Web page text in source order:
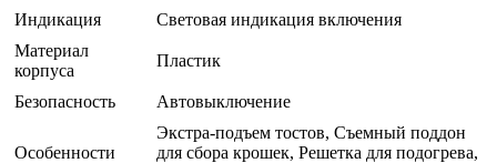
Индикация
Световая индикация включения
Материал
корпуса
Пластик
Безопасность Автовыключение
Особенности
Экстра-подъем тостов, Съемный поддон
для сбора крошек, Решетка для подогрева,